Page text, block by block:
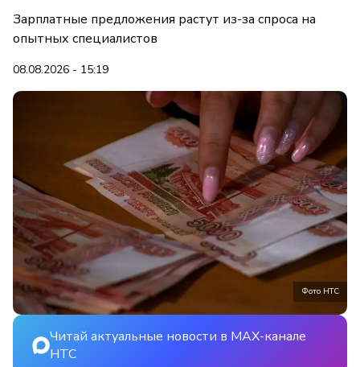
Зарплатные предложения растут из-за спроса на
опытных специалистов
08.08.2026 - 15:19
Фото НТС
Читай актуальные новости в MAX-канале
НТС